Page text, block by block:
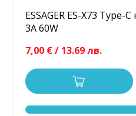
ESSAGER ES-X73 Type-
3A 60W
7,00 € / 13.69 лв.